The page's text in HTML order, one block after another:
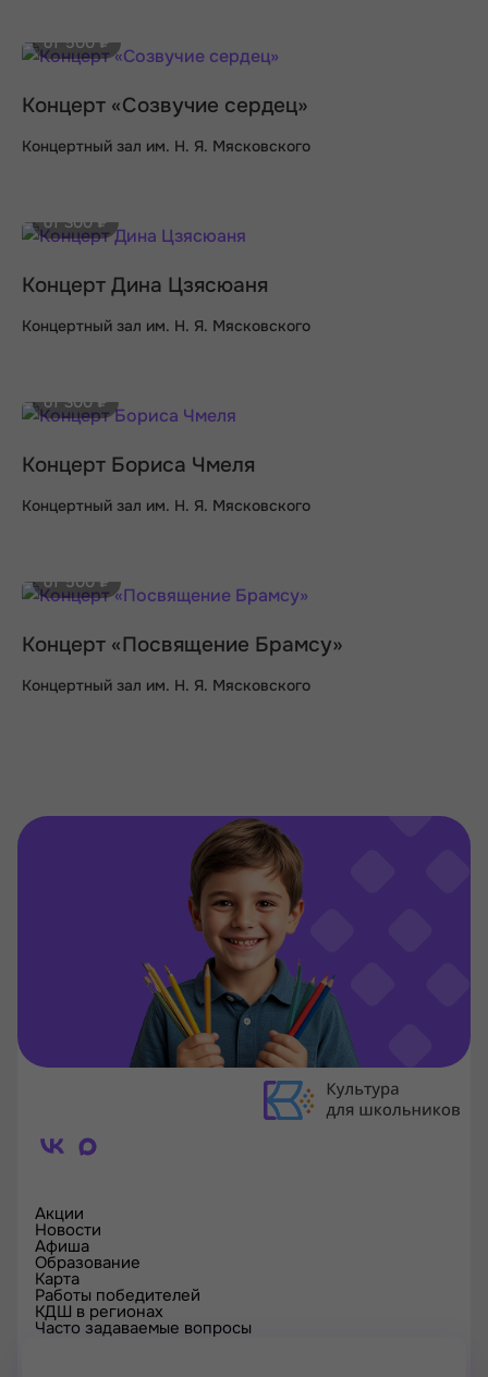
от 500 ₽
Концерт «Созвучие сердец»
Концертный зал им. Н. Я. Мясковского
от 300 ₽
Концерт Дина Цзясюаня
Концертный зал им. Н. Я. Мясковского
от 300 ₽
Концерт Бориса Чмеля
Концертный зал им. Н. Я. Мясковского
от 500 ₽
Концерт «Посвящение Брамсу»
Концертный зал им. Н. Я. Мясковского
Акции
Новости
Афиша
Образование
Карта
Работы победителей
КДШ в регионах
Часто задаваемые вопросы
Проверка сертификата